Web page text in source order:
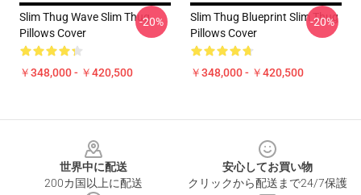
Slim Thug Wave Slim Thug
Pillows Cover
￥348,000 - ￥420,500
-20%
Slim Thug Blueprint Slim Thug
Pillows Cover
￥348,000 - ￥420,500
-20%
世界中に配送
200カ国以上に配送
安心してお買い物
クリックから配送まで24/7保護